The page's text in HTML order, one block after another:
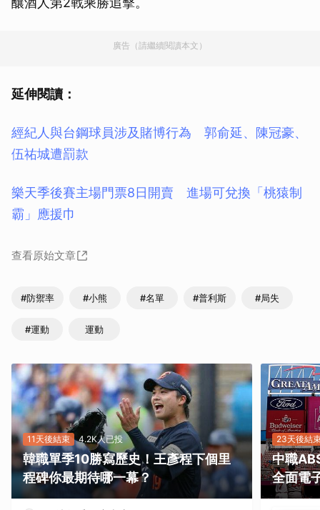
廣告（請繼續閱讀本文）
延伸閱讀：
經紀人與台鋼球員涉及賭博行為 郭俞延、陳冠豪、
伍祐城遭罰款
樂天季後賽主場門票8日開賣 進場可兌換「桃猿制
霸」應援巾
查看原始文章
#防禦率 #小熊 #名單 #普利斯 #局失
#運動 運動
11天後結束 4.2K人已投
韓職單季10勝寫歷史！王彥程下個里
程碑你最期待哪一幕？
23天後結
中職
全面電